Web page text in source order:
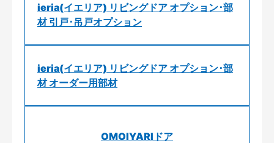
ieria(イエリア) リビングドア オプション･部
材 引戸･吊戸オプション
ieria(イエリア) リビングドア オプション･部
材 オーダー用部材
OMOIYARIドア